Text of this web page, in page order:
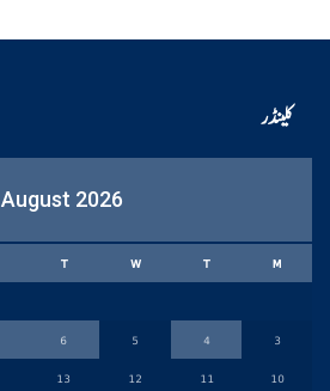
کلینڈر
August 2026
M
T
W
T
3
4
5
6
10
11
12
13